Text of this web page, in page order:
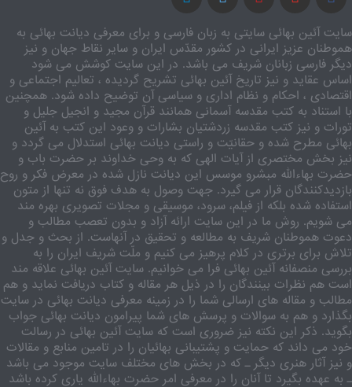
سایت آئین بهائی سایتی به زبان فارسی و برای معرفی دیانت بهائی به
هموطنان عزیز ایرانی در کشور مقدّس ایران و سایر نقاط جهان و نیز
دیگر فارسی زبانان شریف می باشد. در این سایت کوشش می شود
اساس عقاید و نیز تاریخ آئین بهائی تشریح گردیده ، تعالیم اجتماعی و
اقتصادی ، احکام و نظام اداری و سیاسی آن توضیح داده شود. همچنین
با استناد به کتب مقدسه آسمانی همانند قرآن مجید و انجیل جلیل و
تورات و نیز کتب مقدسه زردشتیان بشارات و وعود این کتب به آئین
بهائی مطرح شده و حقانیّت و راستی دیانت بهائی استدلال می گردد و
نیز بخش مختصری از آیات الهی که به وحی خداوند بر حضرت باب و
حضرت بهاءالله مبشرو موسس این دیانت نازل شده در معرض فکر و روح
بازدیدکنندگان قرار می گیرد. جهت وصول به هدف فوق نه تنها از متون
استفاده شده بلکه از فیلم، سرود، موسیقی و مجلات تصویری بهره مند
می شویم. روش ما در این سایت ارائه آزاد و بدون تعصب مطالب و
دعوت هموطنان شریف به مطالعه و تحقیق در آنهاست. از بحث و جدل و
تلاش برای برتری در کلام پرهیز می کنیم و ملّت شریف ایران را به
بررسی منصفانه آئین بهائی فرا می خوانیم. سایت آئین بهائی علاقه مند
است هم نظرات بینندگان را در ذیل هر مقاله و کتاب دریافت نماید و هم
مطالب و مقاله های ارسالی شما را در زمینه معرفی دیانت بهائی در سایت
بگذارد و هم به سوالات و پرسش های شما پیرامون دیانت بهائی جواب
بگوید. ذکر این نکته نیز ضروری است که سایت آئین بهائی در رسالت
خود می داند که حمایت و پشتیبانی بهائیان را در تامین منابع و مقالات
و نیز آثار هنری دیگر ـ که در بخش های مختلف سایت موجود می باشد
ـ به عهده بگیرد تا آنان را در معرفی امر حضرت بهاءالله یاری کرده باشد